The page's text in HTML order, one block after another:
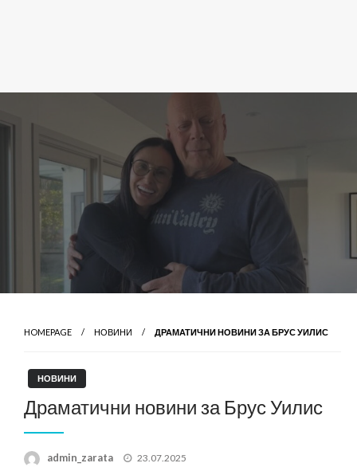
HOMEPAGE НОВИНИ ДРАМАТИЧНИ НОВИНИ ЗА БРУС УИЛИС
НОВИНИ
Драматични новини за Брус Уилис
admin_zarata
Posted
23.07.2025